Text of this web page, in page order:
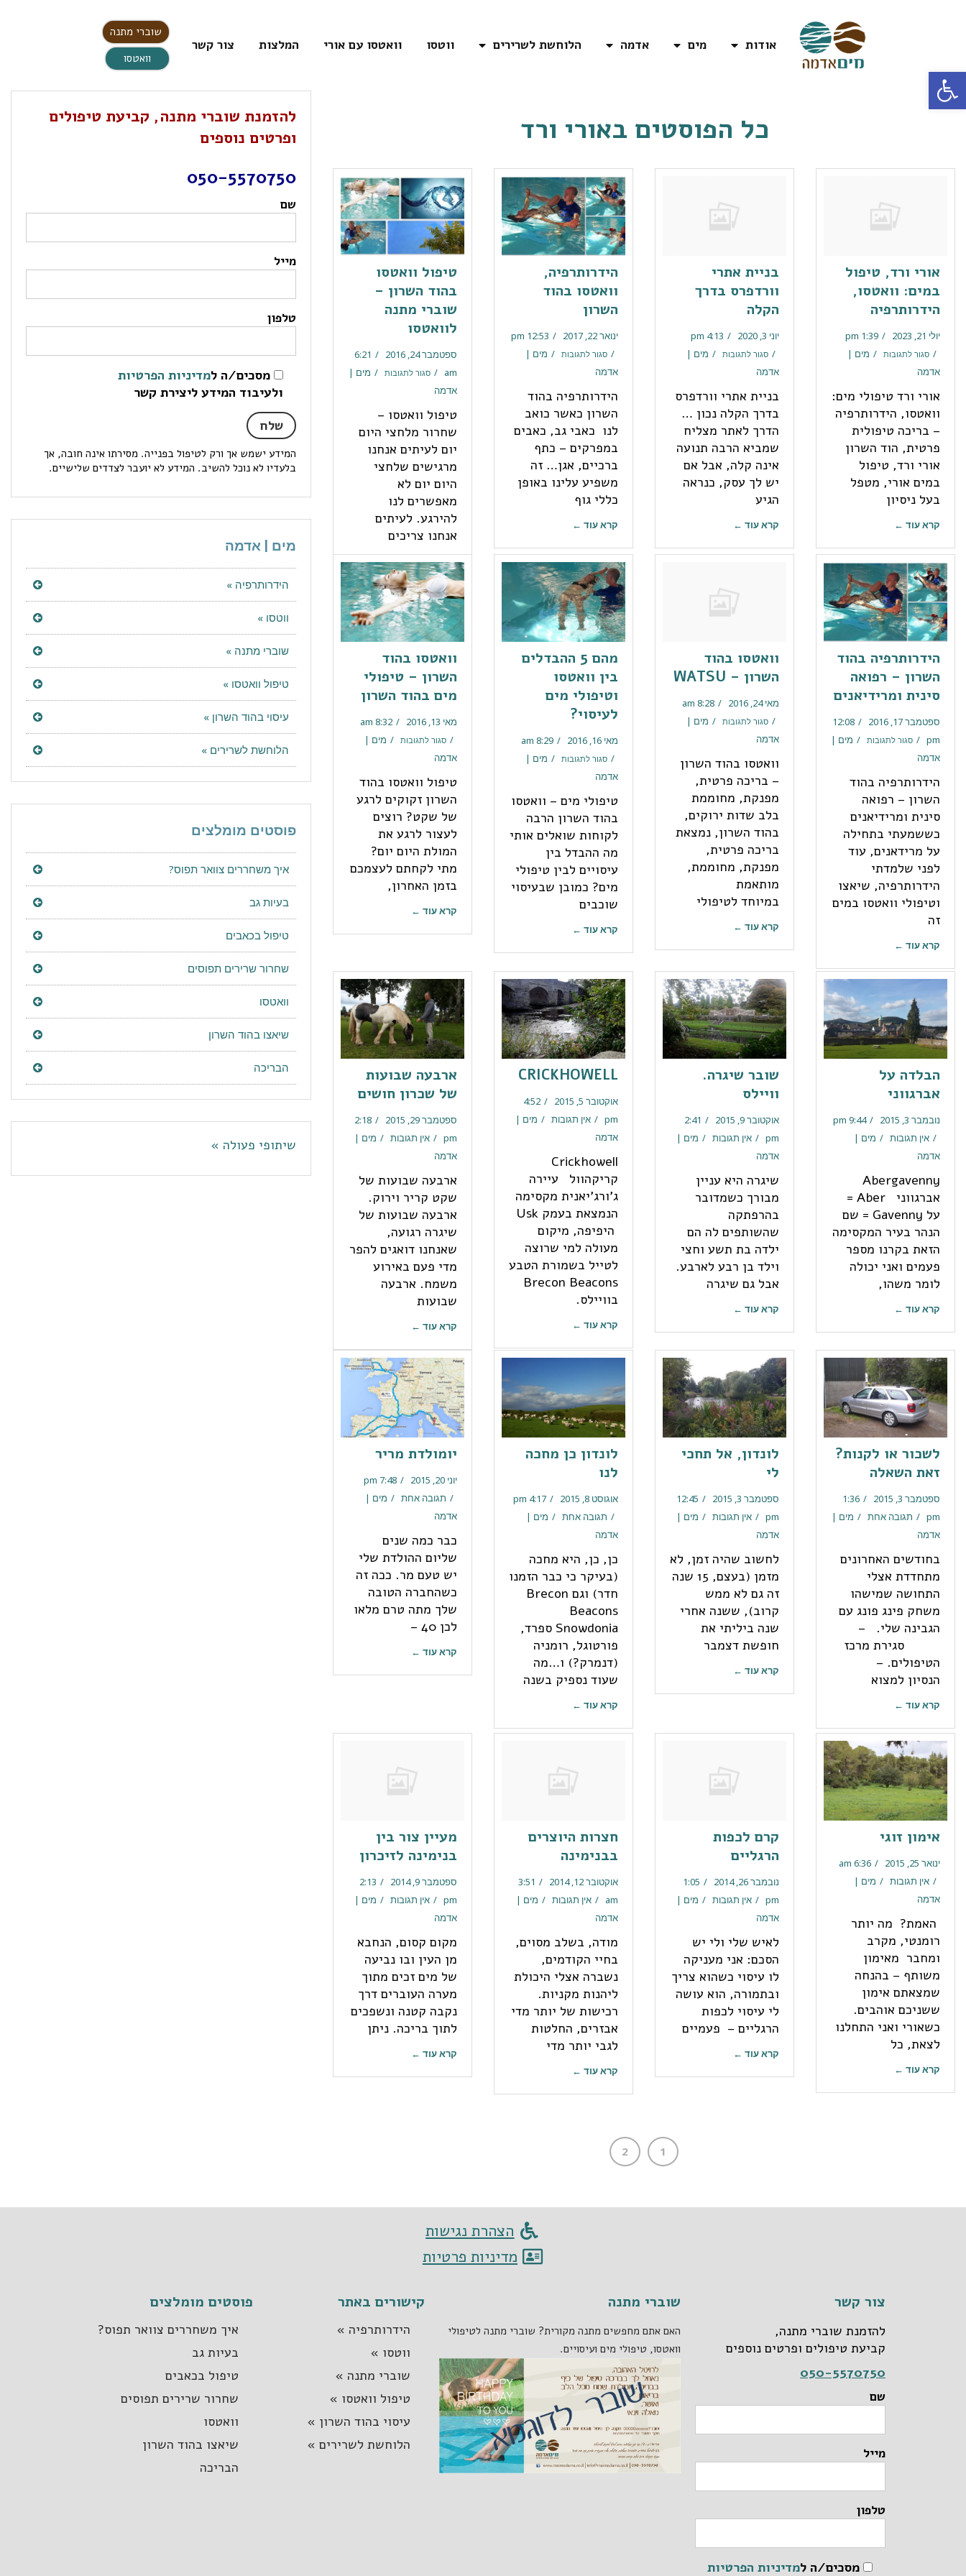
פתח סרגל נגישות
אודות מים אדמה הלוחשת לשרירים ווטסו וואטסו עם אורי המלצות צור קשר
שוברי מתנה
וואטסו
כל הפוסטים באורי ורד
אורי ורד, טיפול
במים: וואטסו,
הידרותרפיה
יולי 21, 2023 1:39 pm
סגור לתגובות
מים |
אדמה
אורי ורד טיפולי מים:
וואטסו, הידרותרפיה
– בריכה טיפולית
פרטית, הוד השרון
אורי ורד, טיפול
במים אורי, מטפל
בעל ניסיון
קרא עוד ←
בניית אתרי
וורדפרס בדרך
הקלה
יוני 3, 2020 4:13 pm
סגור לתגובות
מים |
אדמה
בניית אתרי וורדפרס
בדרך הקלה נכון …
הדרך לאתר מצליח
שמביא הרבה תנועה
אינה קלה, אבל אם
יש לך עסק, כנראה
הגיע
קרא עוד ←
הידרותרפיה,
וואטסו בהוד
השרון
ינואר 22, 2017 12:53 pm
סגור לתגובות
מים |
אדמה
הידרותרפיה בהוד
השרון כאשר כואב
לנו כאבי גב, כאבים
במפרקים – כתף
ברכיים, אגן… זה
משפיע עלינו באופן
כללי גוף
קרא עוד ←
טיפול וואטסו
בהוד השרון –
שוברי מתנה
לוואטסו
ספטמבר 24, 2016
6:21
am
סגור לתגובות
מים |
אדמה
טיפול וואטסו –
שחרור מלחצי היום
יום לעיתים אנחנו
מרגישים שלחצי
היום יום לא
מאפשרים לנו
להירגע. לעיתים
אנחנו צריכים
קרא עוד ←
הידרותרפיה בהוד
השרון – רפואה
סינית ומרידיאנים
ספטמבר 17, 2016
12:08
pm
סגור לתגובות
מים |
אדמה
הידרותרפיה בהוד
השרון – רפואה
סינית ומרידיאנים
כששמעתי בתחילה
על מרידאנים, עוד
לפני שלמדתי
הידרותרפיה, שיאצו
וטיפולי וואטסו במים
זה
קרא עוד ←
וואטסו בהוד
השרון – WATSU
מאי 24, 2016 8:28 am
סגור לתגובות
מים |
אדמה
וואטסו בהוד השרון
– בריכה פרטית,
מפנקת, מחוממת
בלב שדות ירוקים,
בהוד השרון, נמצאת
בריכה פרטית,
מפנקת, מחוממת,
מותאמת
במיוחד לטיפולי
קרא עוד ←
מהם 5 ההבדלים
בין וואטסו
וטיפולי מים
לעיסוי?
מאי 16, 2016 8:29 am
סגור לתגובות
מים |
אדמה
טיפולי מים – וואטסו
בהוד השרון הרבה
לקוחות שואלים אותי
מה ההבדל בין
עיסויים לבין טיפולי
מים? כמובן שבעיסוי
שוכבים
קרא עוד ←
וואטסו בהוד
השרון – טיפולי
מים בהוד השרון
מאי 13, 2016 8:32 am
סגור לתגובות
מים |
אדמה
טיפול וואטסו בהוד
השרון זקוקים לרגע
של שקט? רוצים
לעצור לרגע את
המולת היום יום?
מתי לקחתם לעצמכם
בזמן האחרון,
קרא עוד ←
הבלדה על
אברגווני
נובמבר 3, 2015
9:44 pm
אין תגובות
מים |
אדמה
Abergavenny
אברגווני Aber =
על Gavenny = שם
הנהר בעיר המקסימה
הזאת בקרנו מספר
פעמים ואני יכולה
לומר משהו,
קרא עוד ←
שובר שיגרה.
וויילס
אוקטובר 9, 2015
2:41
pm
אין תגובות
מים |
אדמה
שיגרה היא עניין
מבורך כשמדובר
בהרפתקה
שהשותפים לה הם
ילדה בת תשע וחצי
וילד בן רבע לארבע.
אבל גם שיגרה
קרא עוד ←
CRICKHOWELL
אוקטובר 5, 2015
4:52
pm
אין תגובות
מים |
אדמה
Crickhowell
קריקהוול עיירה
ג'ורג'יאנית מקסימה
הנמצאת בעמק Usk
היפיפה, מיקום
מעולה למי שרוצה
לטייל בשמורת הטבע
Brecon Beacons
בוויילס.
קרא עוד ←
ארבעה שבועות
של שכרון חושים
ספטמבר 29, 2015
2:18
pm
אין תגובות
מים |
אדמה
ארבעה שבועות של
שקט קריר וירוק.
ארבעה שבועות של
שיגרה רגועה,
שאנחנו דואגים להפר
מדי פעם באירוע
משמח. ארבעה
שבועות
קרא עוד ←
לשכור או לקנות?
זאת השאלה
ספטמבר 3, 2015
1:36
pm
תגובה אחת
מים |
אדמה
בחודשים האחרונים
מתחדדת אצלי
התחושה שמישהו
משחק פינג פונג עם
הגבינה שלי. –
סגירת מרכז
הטיפולים. –
הנסיון למצוא
קרא עוד ←
לונדון, אל תחכי
לי
ספטמבר 3, 2015
12:45
pm
אין תגובות
מים |
אדמה
לחשוב שהיה זמן, לא
מזמן (בעצם, 15 שנה
זה גם לא ממש
קרוב), ששנה אחרי
שנה ביליתי את
חופשת דצמבר
קרא עוד ←
לונדון כן מחכה
לנו
אוגוסט 8, 2015
4:17 pm
תגובה אחת
מים |
אדמה
כן, כן, היא מחכה
(בעיקר כי כבר הזמנו
חדר) וגם Brecon
Beacons
Snowdonia ספרד,
פורטוגל, רומניה
(דנמרק?) ו…מה
שעוד נספיק בשנה
קרא עוד ←
יומולדת מריר
יוני 20, 2015
7:48 pm
תגובה אחת
מים |
אדמה
כבר כמה שנים
שליום ההולדת שלי
יש טעם מר. ככה זה
כשהחברה הטובה
שלך מתה טרם מלאו
לכן 40 –
קרא עוד ←
אימון זוגי
ינואר 25, 2015
6:36 am
אין תגובות
מים |
אדמה
האמת? מה יותר
רומנטי, מקרב
ומחבר מאימון
משותף – בהנחה
שמצאתם אימון
ששניכם אוהבים.
כשאורי ואני התחלנו
לצאת, כל
קרא עוד ←
קרם לכפות
הרגליים
נובמבר 26, 2014
1:05
pm
אין תגובות
מים |
אדמה
לאיש שלי ולי יש
הסכם: אני מעניקה
לו עיסוי כשהוא צריך
ובתמורה, הוא עושה
לי עיסוי לכפות
הרגליים – פעמיים
קרא עוד ←
חצרות היוצרים
בבנימינה
אוקטובר 12, 2014
3:51
am
אין תגובות
מים |
אדמה
מודה, בשלב מסוים,
בחיי הקודמים,
נשברה אצלי היכולת
ליהנות מקניות.
רכישות של יותר מדי
אבזרים, החלטות
לגבי יותר מדי
קרא עוד ←
מעיין צור בין
בנימינה לזיכרון
ספטמבר 9, 2014
2:13
pm
אין תגובות
מים |
אדמה
מקום קסום, הנחבא
מן העין ובו נביעה
של מים זכים מתוך
מערה העוברים דרך
נקבה קטנה ונשפכים
לתוך בריכה. ניתן
קרא עוד ←
1
2
להזמנת שוברי מתנה, קביעת טיפולים
ופרטים נוספים
050-5570750
שם
מייל
טלפון
מסכים/ה למדיניות הפרטיות
ולעיבוד המידע ליצירת קשר
המידע ישמש אך ורק לטיפול בפנייה. מסירתו אינה חובה, אך
בלעדיו לא נוכל להשיב. המידע לא יועבר לצדדים שלישיים.
מים | אדמה
הידרותרפיה »
ווטסו »
שוברי מתנה »
טיפול וואטסו »
עיסוי בהוד השרון »
הלוחשת לשרירים »
פוסטים מומלצים
איך משחררים צוואר תפוס?
בעיות גב
טיפול בכאבים
שחרור שרירים תפוסים
וואטסו
שיאצו בהוד השרון
הבריכה
שיתופי פעולה »
הצהרת נגישות
מדיניות פרטיות
צור קשר
להזמנת שוברי מתנה,
קביעת טיפולים ופרטים נוספים
050-5570750
שם
מייל
טלפון
מסכים/ה למדיניות הפרטיות
שוברי מתנה
האם אתם מחפשים מתנה מקורית? שוברי מתנה לטיפולי
וואטסו, טיפולי מים ועיסויים.
קישורים באתר
הידרותרפיה »
ווטסו »
שוברי מתנה »
טיפול וואטסו »
עיסוי בהוד השרון »
הלוחשת לשרירים »
פוסטים מומלצים
איך משחררים צוואר תפוס?
בעיות גב
טיפול בכאבים
שחרור שרירים תפוסים
וואטסו
שיאצו בהוד השרון
הבריכה